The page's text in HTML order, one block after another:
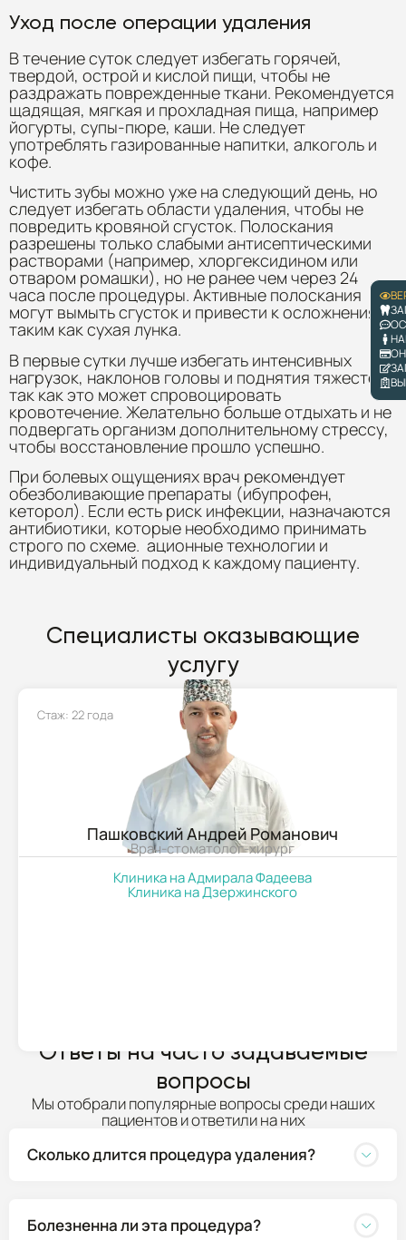
Уход после операции удаления
В течение суток следует избегать горячей,
твердой, острой и кислой пищи, чтобы не
раздражать поврежденные ткани. Рекомендуется
щадящая, мягкая и прохладная пища, например
йогурты, супы-пюре, каши. Не следует
употреблять газированные напитки, алкоголь и
кофе.
Чистить зубы можно уже на следующий день, но
следует избегать области удаления, чтобы не
повредить кровяной сгусток. Полоскания
разрешены только слабыми антисептическими
растворами (например, хлоргексидином или
отваром ромашки), но не ранее чем через 24
часа после процедуры. Активные полоскания
могут вымыть сгусток и привести к осложнениям,
таким как сухая лунка.
В первые сутки лучше избегать интенсивных
нагрузок, наклонов головы и поднятия тяжестей,
так как это может спровоцировать
кровотечение. Желательно больше отдыхать и не
подвергать организм дополнительному стрессу,
чтобы восстановление прошло успешно.
При болевых ощущениях врач рекомендует
обезболивающие препараты (ибупрофен,
кеторол). Если есть риск инфекции, назначаются
антибиотики, которые необходимо принимать
строго по схеме. ационные технологии и
индивидуальный подход к каждому пациенту.
Специалисты оказывающие
услугу
Стаж: 22 года
Пашковский Андрей Романович
Врач-стоматолог-хирург
Клиника на Адмирала Фадеева
Клиника на Дзержинского
Ответы на часто задаваемые
вопросы
Мы отобрали популярные вопросы среди наших
пациентов и ответили на них
Сколько длится процедура удаления?
Болезненна ли эта процедура?